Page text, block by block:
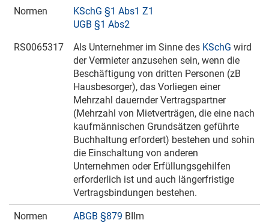
Normen
KSchG §1 Abs1 Z1
UGB §1 Abs2
RS0065317
Als Unternehmer im Sinne des KSchG wird
der Vermieter anzusehen sein, wenn die
Beschäftigung von dritten Personen (zB
Hausbesorger), das Vorliegen einer
Mehrzahl dauernder Vertragspartner
(Mehrzahl von Mietverträgen, die eine nach
kaufmännischen Grundsätzen geführte
Buchhaltung erfordert) bestehen und sohin
die Einschaltung von anderen
Unternehmen oder Erfüllungsgehilfen
erforderlich ist und auch längerfristige
Vertragsbindungen bestehen.
Normen ABGB §879 BIIm